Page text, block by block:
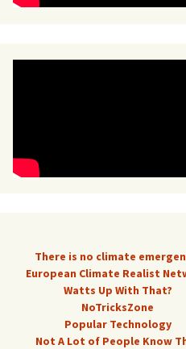
There is no climate
European Climate Realist
Watts Up With That?
NoTricksZone
Popular Technology
Not A Lot of People Know